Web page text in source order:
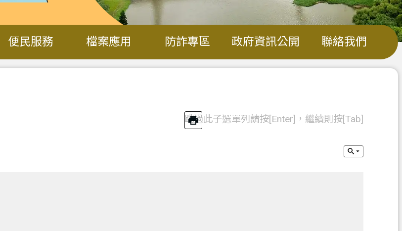
便民服務 檔案應用 防詐專區 政府資訊公開 聯絡我們
跳過此子選單列請按[Enter]，繼續則按[Tab]